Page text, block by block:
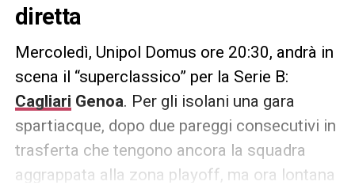
diretta
Mercoledì, Unipol Domus ore 20:30, andrà in
scena il “superclassico” per la Serie B:
Cagliari Genoa. Per gli isolani una gara
spartiacque, dopo due pareggi consecutivi in
trasferta che tengono ancora la squadra
aggrappata alla zona playoff, ma ora lontana